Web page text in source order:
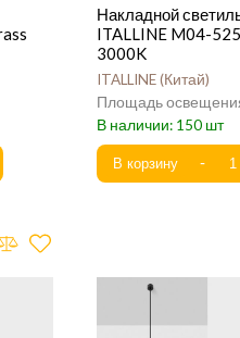
Накладной
ITALLINE M04-
3000K
ITALLINE Китай
150